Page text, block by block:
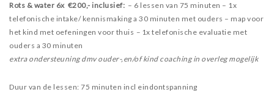
Rots & water 6x €200,- inclusief: – 6 lessen van 75 minuten – 1x
telefonische intake/ kennismaking a 30 minuten met ouders – map voor
het kind met oefeningen voor thuis – 1x telefonische evaluatie met
ouders a 30 minuten
extra ondersteuning dmv ouder-,en/of kind coaching in overleg mogelijk
Duur van de lessen: 75 minuten incl eindontspanning